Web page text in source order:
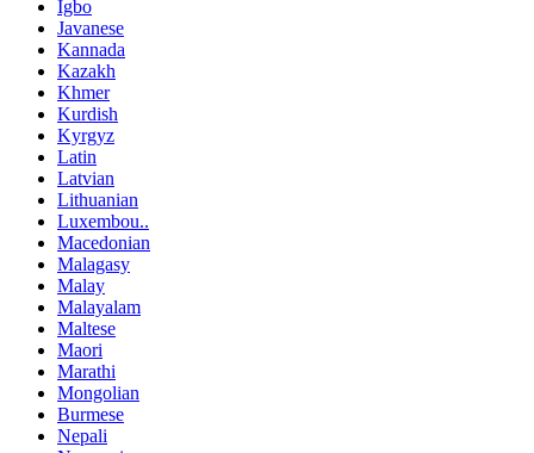
Igbo
Javanese
Kannada
Kazakh
Khmer
Kurdish
Kyrgyz
Latin
Latvian
Lithuanian
Luxembou..
Macedonian
Malagasy
Malay
Malayalam
Maltese
Maori
Marathi
Mongolian
Burmese
Nepali